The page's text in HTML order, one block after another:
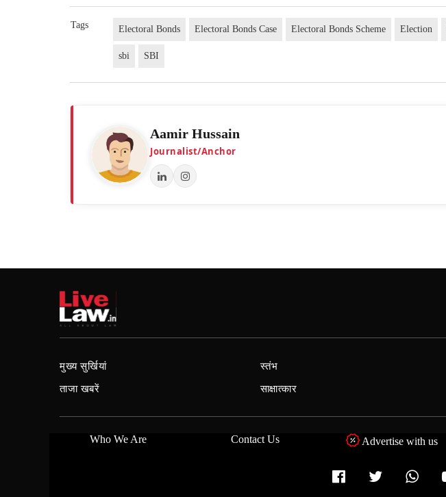
Tags Electoral Bonds Electoral Bonds Case Electoral Bonds Scheme Election
sbi SBI
Aamir Hussain
Journalist/Anchor
मुख्य सुर्खियां
ताजा खबरें
स्तंभ
साक्षात्कार
Who We Are Contact Us Advertise with us